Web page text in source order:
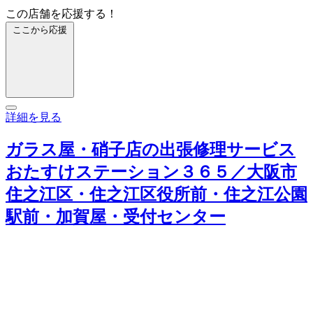
この店舗を応援する！
ここから応援
詳細を見る
ガラス屋・硝子店の出張修理サービス
おたすけステーション３６５／大阪市
住之江区・住之江区役所前・住之江公園
駅前・加賀屋・受付センター